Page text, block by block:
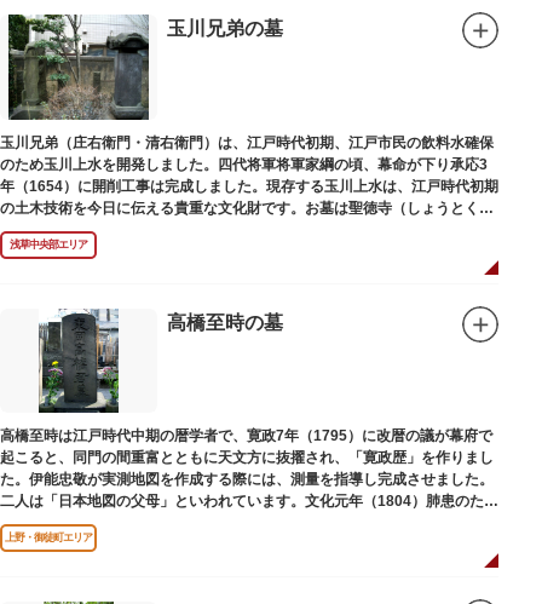
玉川兄弟の墓
玉川兄弟（庄右衛門・清右衛門）は、江戸時代初期、江戸市民の飲料水確保
のため玉川上水を開発しました。四代将軍将軍家綱の頃、幕命が下り承応3
年（1654）に開削工事は完成しました。現存する玉川上水は、江戸時代初期
の土木技術を今日に伝える貴重な文化財です。お墓は聖徳寺（しょうとく
じ）にあります。
浅草中央部エリア
高橋至時の墓
高橋至時は江戸時代中期の暦学者で、寛政7年（1795）に改暦の議が幕府で
起こると、同門の間重富とともに天文方に抜擢され、「寛政歴」を作りまし
た。伊能忠敬が実測地図を作成する際には、測量を指導し完成させました。
二人は「日本地図の父母」といわれています。文化元年（1804）肺患のため
没しました。お墓は源空寺（げんくうじ）にあります。
上野・御徒町エリア